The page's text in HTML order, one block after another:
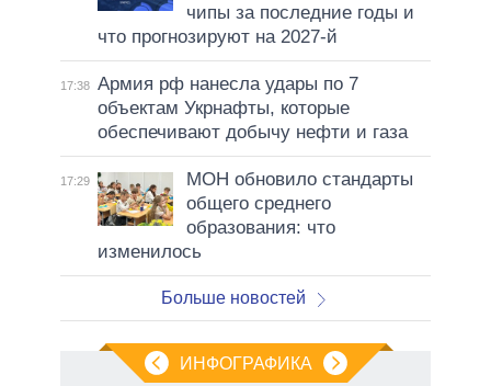
чипы за последние годы и
что прогнозируют на 2027-й
17:38 Армия рф нанесла удары по 7
объектам Укрнафты, которые
обеспечивают добычу нефти и газа
17:29
МОН обновило стандарты
общего среднего
образования: что
изменилось
Больше новостей
ИНФОГРАФИКА